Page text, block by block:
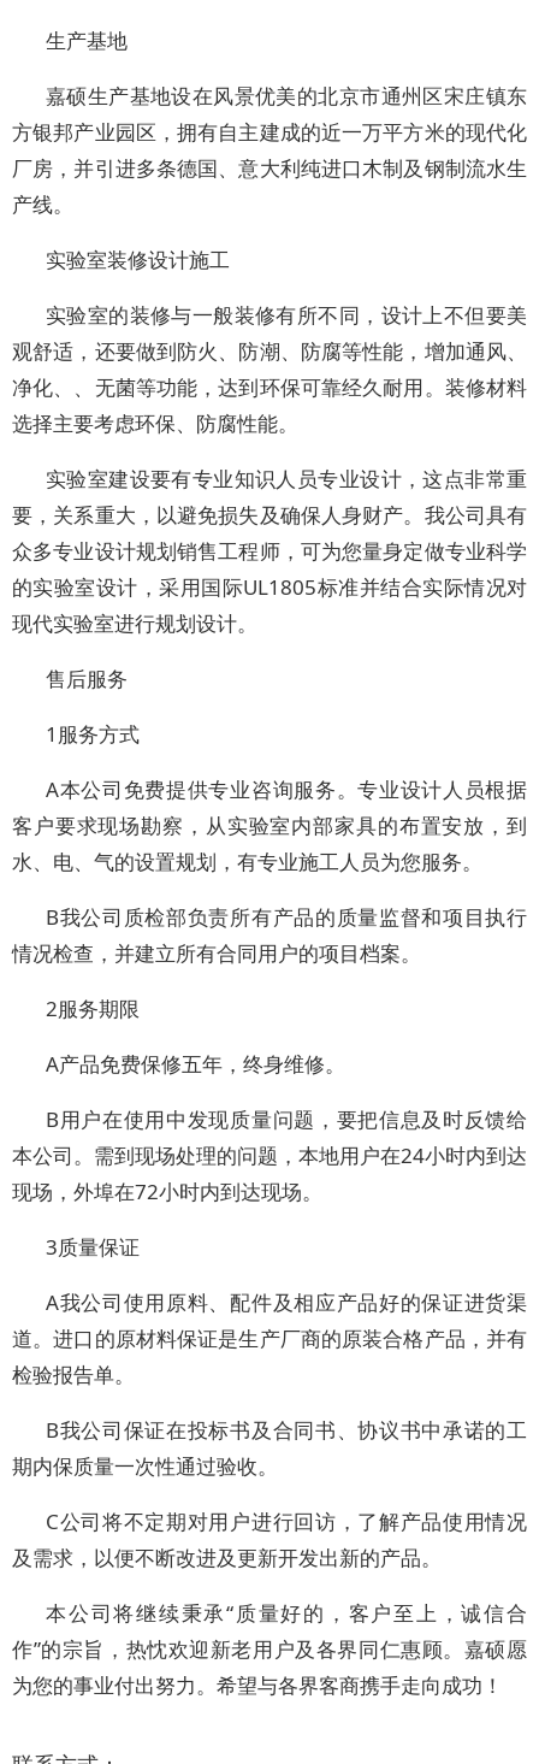
生产基地
嘉硕生产基地设在风景优美的北京市通州区宋庄镇东
方银邦产业园区，拥有自主建成的近一万平方米的现代化
厂房，并引进多条德国、意大利纯进口木制及钢制流水生
产线。
实验室装修设计施工
实验室的装修与一般装修有所不同，设计上不但要美
观舒适，还要做到防火、防潮、防腐等性能，增加通风、
净化、、无菌等功能，达到环保可靠经久耐用。装修材料
选择主要考虑环保、防腐性能。
实验室建设要有专业知识人员专业设计，这点非常重
要，关系重大，以避免损失及确保人身财产。我公司具有
众多专业设计规划销售工程师，可为您量身定做专业科学
的实验室设计，采用国际UL1805标准并结合实际情况对
现代实验室进行规划设计。
售后服务
1服务方式
A本公司免费提供专业咨询服务。专业设计人员根据
客户要求现场勘察，从实验室内部家具的布置安放，到
水、电、气的设置规划，有专业施工人员为您服务。
B我公司质检部负责所有产品的质量监督和项目执行
情况检查，并建立所有合同用户的项目档案。
2服务期限
A产品免费保修五年，终身维修。
B用户在使用中发现质量问题，要把信息及时反馈给
本公司。需到现场处理的问题，本地用户在24小时内到达
现场，外埠在72小时内到达现场。
3质量保证
A我公司使用原料、配件及相应产品好的保证进货渠
道。进口的原材料保证是生产厂商的原装合格产品，并有
检验报告单。
B我公司保证在投标书及合同书、协议书中承诺的工
期内保质量一次性通过验收。
C公司将不定期对用户进行回访，了解产品使用情况
及需求，以便不断改进及更新开发出新的产品。
本公司将继续秉承“质量好的，客户至上，诚信合
作”的宗旨，热忱欢迎新老用户及各界同仁惠顾。嘉硕愿
为您的事业付出努力。希望与各界客商携手走向成功！